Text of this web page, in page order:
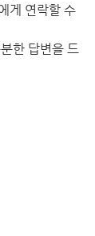
게 연락할 수
한 답변을 드